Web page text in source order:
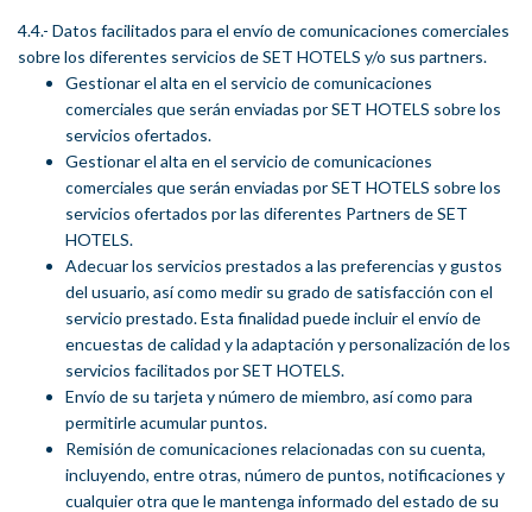
4.4.- Datos facilitados para el envío de comunicaciones comerciales
sobre los diferentes servicios de SET HOTELS y/o sus partners.
Gestionar el alta en el servicio de comunicaciones
comerciales que serán enviadas por SET HOTELS sobre los
servicios ofertados.
Gestionar el alta en el servicio de comunicaciones
comerciales que serán enviadas por SET HOTELS sobre los
servicios ofertados por las diferentes Partners de SET
HOTELS.
Adecuar los servicios prestados a las preferencias y gustos
del usuario, así como medir su grado de satisfacción con el
servicio prestado. Esta finalidad puede incluir el envío de
encuestas de calidad y la adaptación y personalización de los
servicios facilitados por SET HOTELS.
Envío de su tarjeta y número de miembro, así como para
permitirle acumular puntos.
Remisión de comunicaciones relacionadas con su cuenta,
incluyendo, entre otras, número de puntos, notificaciones y
cualquier otra que le mantenga informado del estado de su